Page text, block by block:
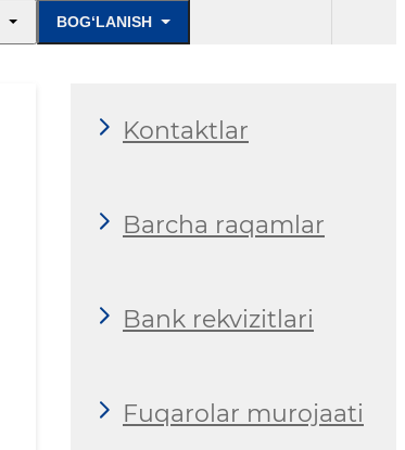
BOG‘LANISH
Kontaktlar
Barcha raqamlar
Bank rekvizitlari
Fuqarolar murojaati